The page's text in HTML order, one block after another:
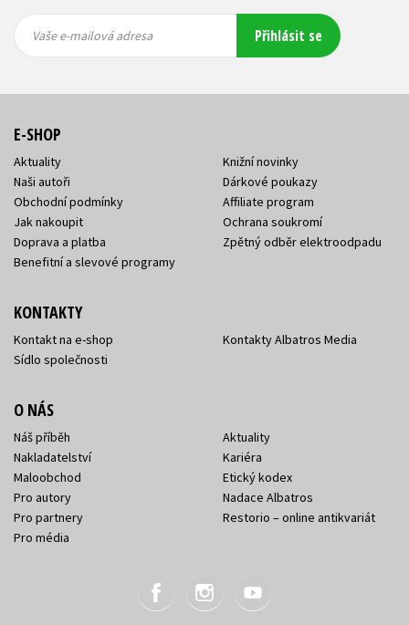
mailová
mailová
Vaše e-mailová adresa Přihlásit se
E-SHOP
Aktuality
Naši autoři
Obchodní podmínky
Jak nakoupit
Doprava a platba
Benefitní a slevové programy
Knižní novinky
Dárkové poukazy
Affiliate program
Ochrana soukromí
Zpětný odběr elektroodpadu
KONTAKTY
Kontakt na e-shop
Sídlo společnosti
Kontakty Albatros Media
O NÁS
Náš příběh
Nakladatelství
Maloobchod
Pro autory
Pro partnery
Pro média
Aktuality
Kariéra
Etický kodex
Nadace Albatros
Restorio – online antikvariát